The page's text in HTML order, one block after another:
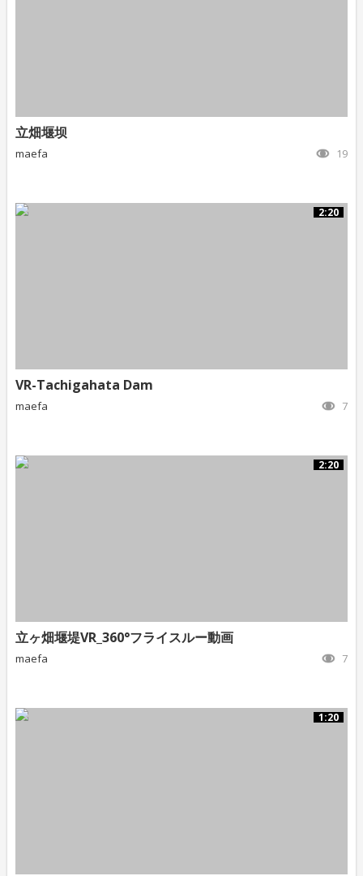
立畑堰坝
maefa 19
2:20
VR-Tachigahata Dam
maefa 7
2:20
立ヶ畑堰堤VR_360°フライスルー動画
maefa 7
1:20